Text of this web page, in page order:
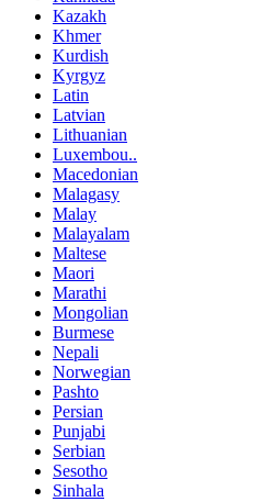
Kazakh
Khmer
Kurdish
Kyrgyz
Latin
Latvian
Lithuanian
Luxembou..
Macedonian
Malagasy
Malay
Malayalam
Maltese
Maori
Marathi
Mongolian
Burmese
Nepali
Norwegian
Pashto
Persian
Punjabi
Serbian
Sesotho
Sinhala